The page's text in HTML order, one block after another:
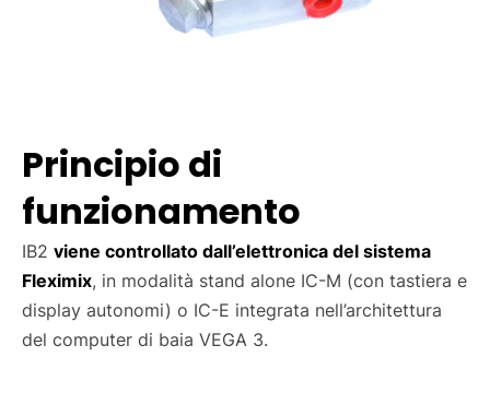
Principio di
funzionamento
IB2 viene controllato dall’elettronica del sistema
Fleximix, in modalità stand alone IC-M (con tastiera e
display autonomi) o IC-E integrata nell’architettura
del computer di baia VEGA 3.